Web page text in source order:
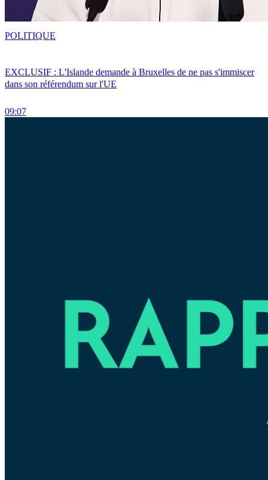
EXCLUSIF : L'Islande demande à Bruxelles de ne pas s'immiscer
dans son référendum sur l'UE
09:07
POLITIQUE